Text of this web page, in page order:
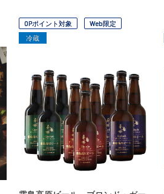
OPポイント対象
Web限定
冷蔵